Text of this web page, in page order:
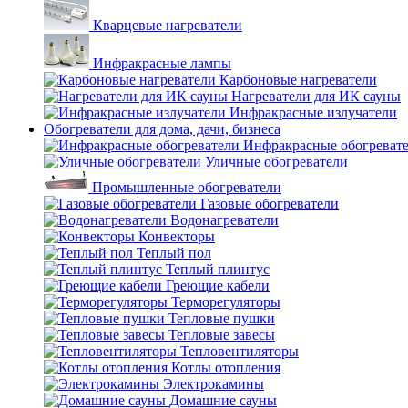
Кварцевые нагреватели
Инфракрасные лампы
Карбоновые нагреватели
Нагреватели для ИК сауны
Инфракрасные излучатели
Обогреватели для дома, дачи, бизнеса
Инфракрасные
Уличные обогреватели
Промышленные обогреватели
Газовые обогреватели
Водонагреватели
Конвекторы
Теплый пол
Теплый плинтус
Греющие кабели
Терморегуляторы
Тепловые пушки
Тепловые завесы
Тепловентиляторы
Котлы отопления
Электрокамины
Домашние сауны